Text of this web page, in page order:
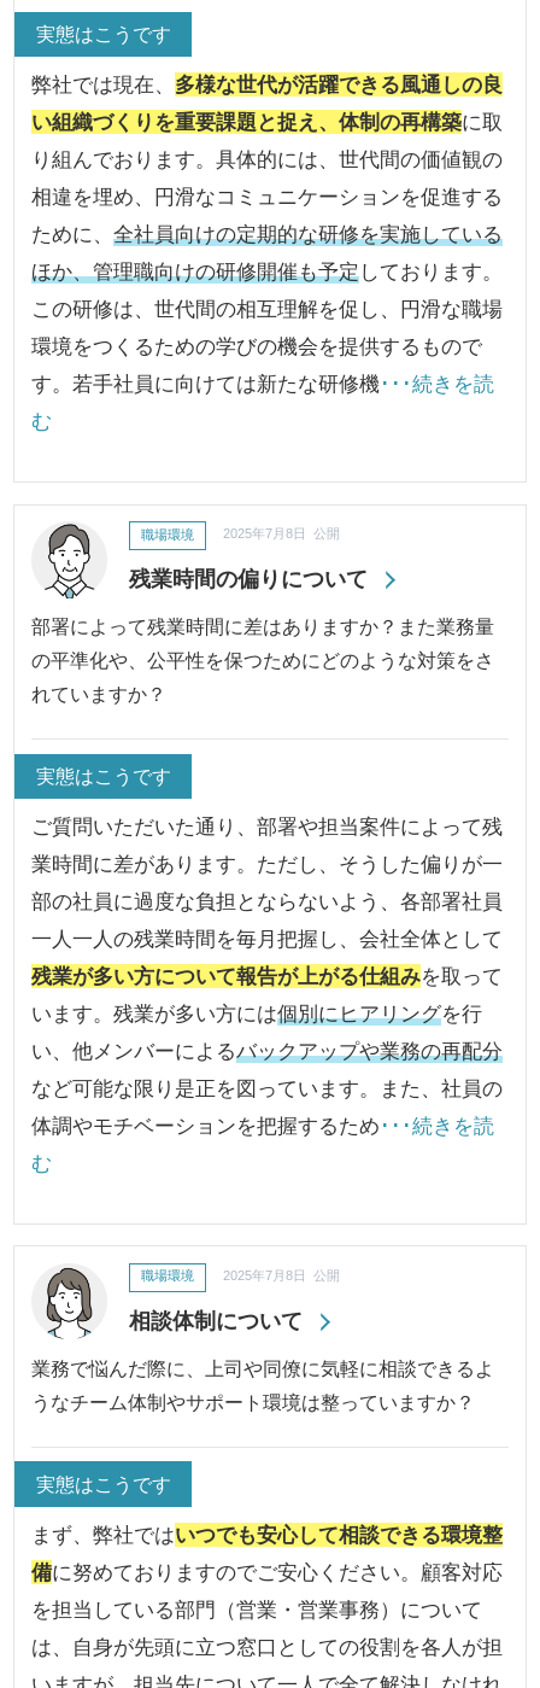
実態はこうです
弊社では現在、 多様な世代が活躍できる風通しの良
い組織づくりを重要課題と捉え、体制の再構築に取
り組んでおります。具体的には、世代間の価値観の
相違を埋め、円滑なコミュニケーションを促進する
ために、全社員向けの定期的な研修を実施している
ほか、管理職向けの研修開催も予定しております。
この研修は、世代間の相互理解を促し、円滑な職場
環境をつくるための学びの機会を提供するもので
す。若手社員に向けては新たな研修機･･･続きを読
む
残業時間の偏りについて
職場環境 2025年7月8日 公開
部署によって残業時間に差はありますか？また業務量
の平準化や、公平性を保つためにどのような対策をさ
れていますか？
実態はこうです
ご質問いただいた通り、部署や担当案件によって残
業時間に差があります。ただし、そうした偏りが一
部の社員に過度な負担とならないよう、各部署社員
一人一人の残業時間を毎月把握し、会社全体として
残業が多い方について報告が上がる仕組みを取って
います。残業が多い方には個別にヒアリングを行
い、他メンバーによるバックアップや業務の再配分
など可能な限り是正を図っています。また、社員の
体調やモチベーションを把握するため ･･･続きを読
む
相談体制について
職場環境 2025年7月8日 公開
業務で悩んだ際に、上司や同僚に気軽に相談できるよ
うなチーム体制やサポート環境は整っていますか？
実態はこうです
まず、弊社ではいつでも安心して相談できる環境整
備に努めておりますのでご安心ください。顧客対応
を担当している部門（営業・営業事務）について
は、自身が先頭に立つ窓口としての役割を各人が担